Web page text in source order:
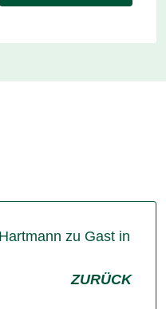
zu Gast in
ZURÜCK